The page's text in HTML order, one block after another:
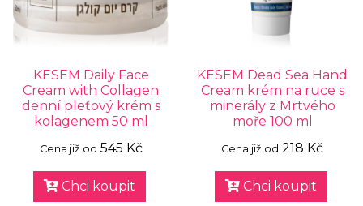
KESEM Daily Face
Cream with Collagen
denní pleťový krém s
kolagenem 50 ml
Cena již od 545 Kč
Chci koupit
KESEM Dead Sea Hand
Cream krém na ruce s
minerály z Mrtvého
moře 100 ml
Cena již od 218 Kč
Chci koupit